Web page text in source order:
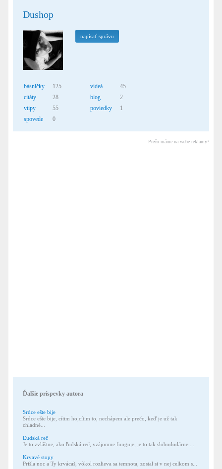
Dushop
napísať správu
básničky
125
citáty
28
vtipy
55
spovede
0
videá
45
blog
2
poviedky
1
Prečo máme na webe reklamy?
Ďalšie príspevky autora
Srdce ešte bije
Srdce ešte bije, cítim ho,cítim to, nechápem ale prečo, keď je už tak
chladné...
Ľudská reč
Je to zvláštne, ako ľudská reč, vzájomne funguje, je to tak slobododárne....
Krvavé stopy
Prišla noc a Ty krvácaš, vôkol rozlieva sa temnota, zostal si v nej celkom s...